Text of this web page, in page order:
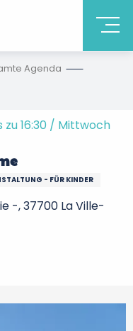
Agenda
zu 16:30 / Mittwoch
- FÜR KINDER
-, 37700 La Ville-